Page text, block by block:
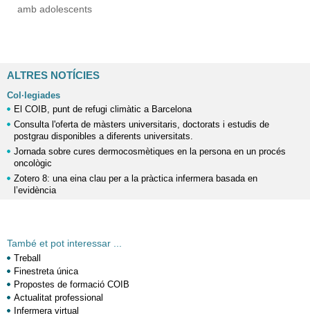
amb adolescents
ALTRES NOTÍCIES
Col·legiades
El COIB, punt de refugi climàtic a Barcelona
Consulta l'oferta de màsters universitaris, doctorats i estudis de
postgrau disponibles a diferents universitats.
Jornada sobre cures dermocosmètiques en la persona en un procés
oncològic
Zotero 8: una eina clau per a la pràctica infermera basada en
l’evidència
També et pot interessar ...
Treball
Finestreta única
Propostes de formació COIB
Actualitat professional
Infermera virtual